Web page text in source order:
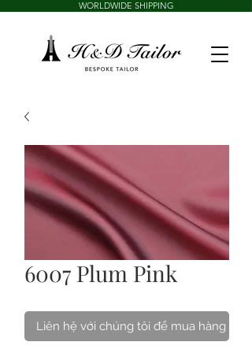
WORLDWIDE SHIPPING
6007 Plum Pink
Liên hệ với chúng tôi để mua hàng